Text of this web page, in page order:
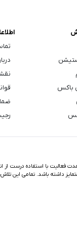
باکس
با استفاده درست از
داشته باشد. تمامی این